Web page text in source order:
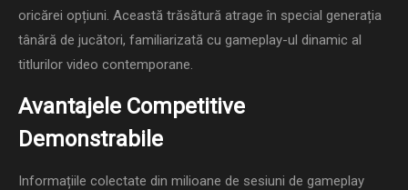
oricărei opțiuni. Această trăsătură atrage în special generația
tânără de jucători, familiarizată cu gameplay-ul dinamic al
titlurilor video contemporane.
Avantajele Competitive
Demonstrabile
Informațiile colectate din milioane de sesiuni de gameplay